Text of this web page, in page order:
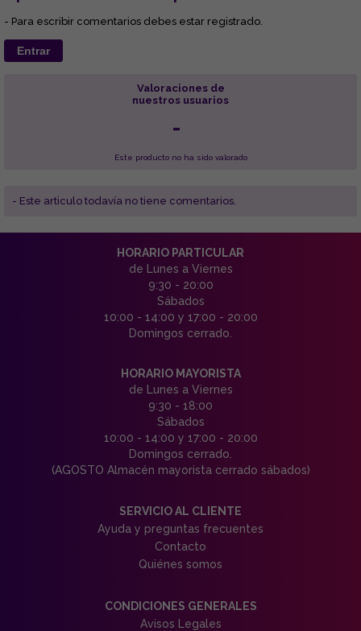
- Para escribir comentarios debes estar registrado.
Entrar
Valoraciones de
nuestros usuarios
-
Este producto no ha sido valorado
- Este articulo todavía no tiene comentarios.
HORARIO PARTICULAR
de Lunes a Viernes
9:30 - 20:00
Sábados
10:00 - 14:00 y 17:00 - 20:00
Domingos cerrado.
HORARIO MAYORISTA
de Lunes a Viernes
9:30 - 18:00
Sábados
10:00 - 14:00 y 17:00 - 20:00
Domingos cerrado.
(AGOSTO Almacén mayorista cerrado sábados)
SERVICIO AL CLIENTE
Ayuda y preguntas frecuentes
Contacto
Quiénes somos
CONDICIONES GENERALES
Avisos Legales